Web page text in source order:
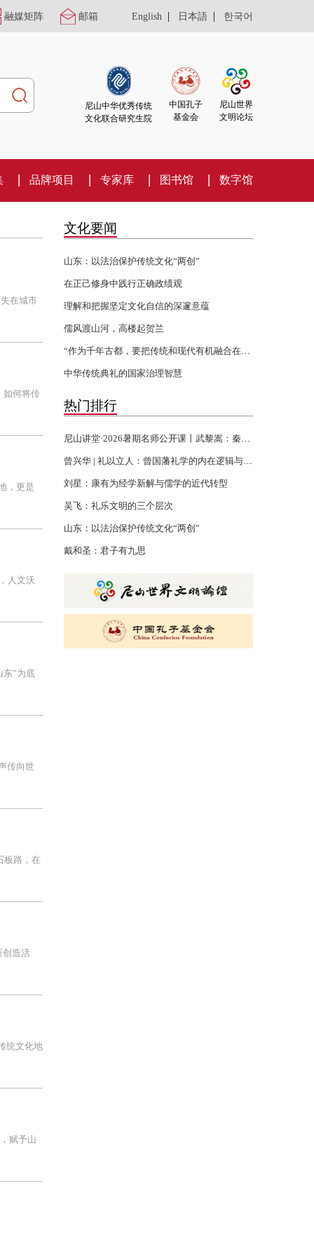
融媒矩阵 邮箱 English | 日本語 | 한국어
尼山中华优秀传统
文化联合研究生院
中国孔子
基金会
尼山世界
文明论坛
品牌项目 专家库 图书馆 数字馆
在城市
如何将传
，更是
人文沃
东”为底
传向世
板路，在
创造活
统文化地
赋予山
文化要闻
山东：以法治保护传统文化“两创”
在正己修身中践行正确政绩观
理解和把握坚定文化自信的深邃意蕴
儒风渡山河，高楼起贺兰
中华传统典礼的国家治理智慧
热门排行
刘星：康有为经学新解与儒学的近代转型
吴飞：礼乐文明的三个层次
山东：以法治保护传统文化“两创”
戴和圣：君子有九思